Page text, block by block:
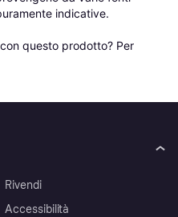
indicative.
questo prodotto? Per
Rivendi
Accessibilità